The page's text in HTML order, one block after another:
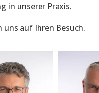
in unserer Praxis.
uns auf Ihren Besuch.